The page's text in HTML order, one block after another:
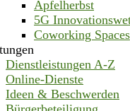
Apfelherbst
5G
Coworking Spaces
Dienstleistungen A-Z
Online-Dienste
Ideen & Beschwerden